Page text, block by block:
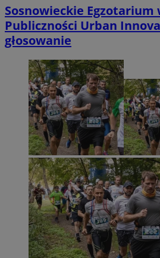
Sosnowieckie Egzotarium
Publiczności Urban
głosowanie